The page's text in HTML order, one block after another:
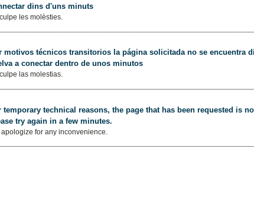
dins d'uns minuts
les molèsties.
motivos técnicos transitorios la página solicitada no se encuentra
a conectar dentro de unos minutos
las molestias.
temporary technical reasons, the page that has been requested is
try again in a few minutes.
apologize for any inconvenience.